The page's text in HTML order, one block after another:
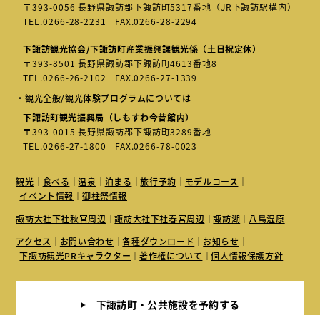
〒393-0056 長野県諏訪郡下諏訪町5317番地（JR下諏訪駅構内）
TEL.0266-28-2231 FAX.0266-28-2294
下諏訪観光協会/下諏訪町産業振興課観光係（土日祝定休）
〒393-8501 長野県諏訪郡下諏訪町4613番地8
TEL.0266-26-2102
FAX.0266-27-1339
・観光全般/観光体験プログラムについては
下諏訪町観光振興局（しもすわ今昔館内）
〒393-0015 長野県諏訪郡下諏訪町3289番地
TEL.0266-27-1800 FAX.0266-78-0023
観光 食べる 温泉 泊まる 旅行予約
モデルコース
イベント情報
御柱祭情報
諏訪大社下社秋宮周辺
諏訪大社下社春宮周辺 諏訪湖
八島湿原
アクセス
お問い合わせ 各種ダウンロード
お知らせ
下諏訪観光PRキャラクター
著作権について 個人情報保護方針
下諏訪町・公共施設を予約する